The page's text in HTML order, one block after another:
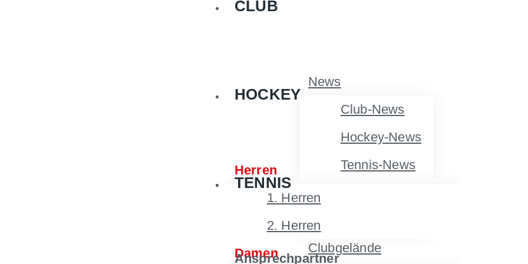
CLUB
News
Club-News
Hockey-News
Tennis-News
Über uns
Clubgelände
HOCKEY
Herren
1. Herren
2. Herren
Damen
TENNIS
Ansprechpartner